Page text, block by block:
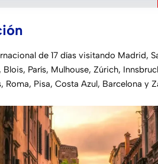
de 17 días visitando Madrid,
Blois, París, Mulhouse, Zúrich,
Roma, Pisa, Costa Azul, Barcelona y